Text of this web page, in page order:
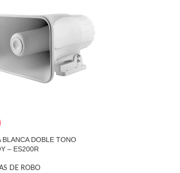
BLANCA DOBLE TONO
– ES200R
DE ROBO